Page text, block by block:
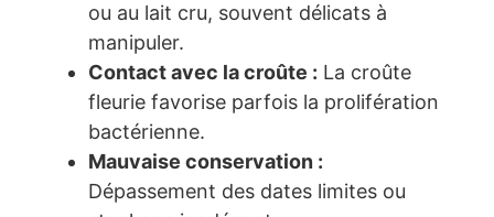
ou au lait cru, souvent délicats à
manipuler.
Contact avec la croûte : La croûte
fleurie favorise parfois la prolifération
bactérienne.
Mauvaise conservation :
Dépassement des dates limites ou